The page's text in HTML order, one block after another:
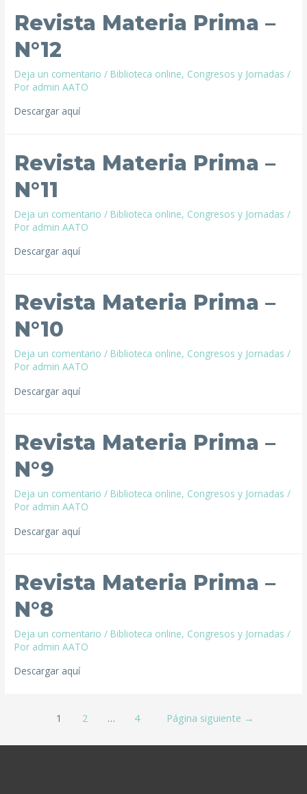
Revista Materia Prima –
N°12
Deja un comentario / Biblioteca online, Congresos y Jornadas /
Por admin AATO
Descargar aquí
Revista Materia Prima –
N°11
Deja un comentario / Biblioteca online, Congresos y Jornadas /
Por admin AATO
Descargar aquí
Revista Materia Prima –
N°10
Deja un comentario / Biblioteca online, Congresos y Jornadas /
Por admin AATO
Descargar aquí
Revista Materia Prima –
N°9
Deja un comentario / Biblioteca online, Congresos y Jornadas /
Por admin AATO
Descargar aquí
Revista Materia Prima –
N°8
Deja un comentario / Biblioteca online, Congresos y Jornadas /
Por admin AATO
Descargar aquí
1 2 … 4 Página siguiente →